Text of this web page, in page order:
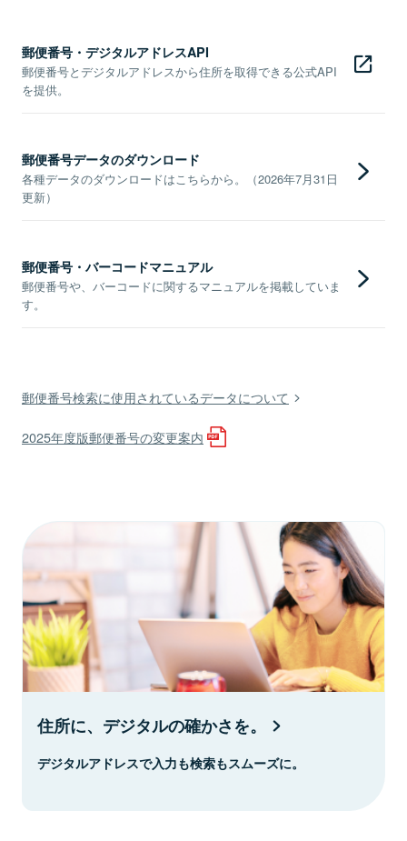
郵便番号・デジタルアドレスAPI
郵便番号とデジタルアドレスから住所を取得できる公式API
を提供。
郵便番号データのダウンロード
各種データのダウンロードはこちらから。（2026年7月31日
更新）
郵便番号・バーコードマニュアル
郵便番号や、バーコードに関するマニュアルを掲載していま
す。
郵便番号検索に使用されているデータについて
2025年度版郵便番号の変更案内
住所に、デジタルの確かさを。
デジタルアドレスで入力も検索もスムーズに。